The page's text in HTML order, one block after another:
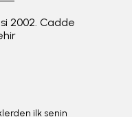
2002. Cadde
ilk senin